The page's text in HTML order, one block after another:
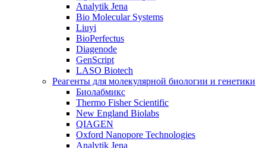
Analytik Jena
Bio Molecular Systems
Liuyi
BioPerfectus
Diagenode
GenScript
LASO Biotech
Реагенты для молекулярной биологии и генетики
Биолабмикс
Thermo Fisher Scientific
New England Biolabs
QIAGEN
Oxford Nanopore Technologies
Analytik Jena